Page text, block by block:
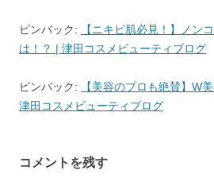
ョ
ン
ピンバック:
【ニキビ肌必見！】ノン
は！？ | 津田コスメビューティブログ
ピンバック:
【美容のプロも絶賛】W
津田コスメビューティブログ
コメントを残す